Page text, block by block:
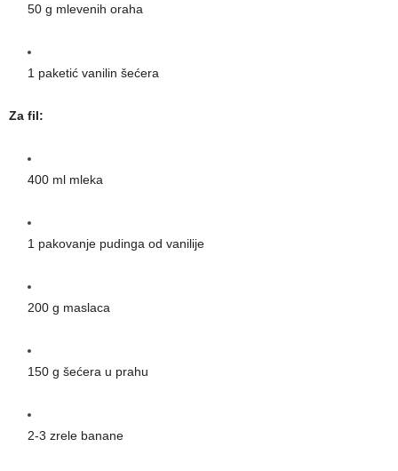
50 g mlevenih oraha
1 paketić vanilin šećera
Za fil:
400 ml mleka
1 pakovanje pudinga od vanilije
200 g maslaca
150 g šećera u prahu
2-3 zrele banane